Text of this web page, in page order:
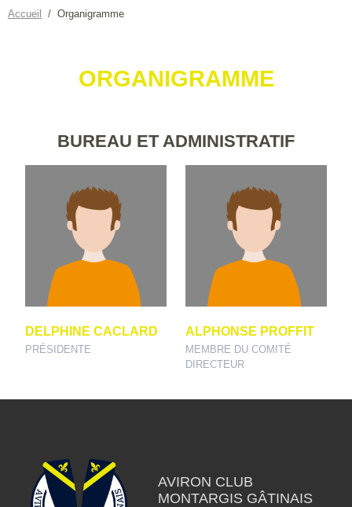
Accueil Organigramme
ORGANIGRAMME
BUREAU ET ADMINISTRATIF
DELPHINE CACLARD
PRÉSIDENTE
ALPHONSE PROFFIT
MEMBRE DU COMITÉ
DIRECTEUR
AVIRON CLUB
MONTARGIS GÂTINAIS